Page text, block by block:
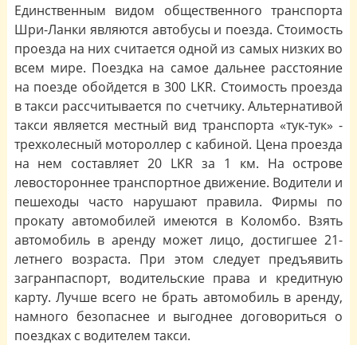
Единственным видом общественного транспорта
Шри-Ланки являются автобусы и поезда. Стоимость
проезда на них считается одной из самых низких во
всем мире. Поездка на самое дальнее расстояние
на поезде обойдется в 300 LKR. Стоимость проезда
в такси рассчитывается по счетчику. Альтернативой
такси является местный вид транспорта «тук-тук» -
трехколесный мотороллер с кабиной. Цена проезда
на нем составляет 20 LKR за 1 км. На острове
левостороннее транспортное движение. Водители и
пешеходы часто нарушают правила. Фирмы по
прокату автомобилей имеются в Коломбо. Взять
автомобиль в аренду может лицо, достигшее 21-
летнего возраста. При этом следует предъявить
загранпаспорт, водительские права и кредитную
карту. Лучше всего не брать автомобиль в аренду,
намного безопаснее и выгоднее договориться о
поездках с водителем такси.